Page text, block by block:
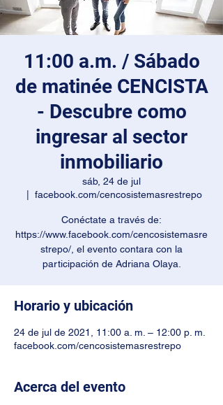
11:00 a.m. / Sábado
de matinée CENCISTA
- Descubre como
ingresar al sector
inmobiliario
sáb, 24 de jul
facebook.com/cencosistemasrestrepo
Conéctate a través de:
https://www.facebook.com/cencosistemasre
strepo/, el evento contara con la
participación de Adriana Olaya.
Horario y ubicación
24 de jul de 2021, 11:00 a. m. – 12:00 p. m.
facebook.com/cencosistemasrestrepo
Acerca del evento